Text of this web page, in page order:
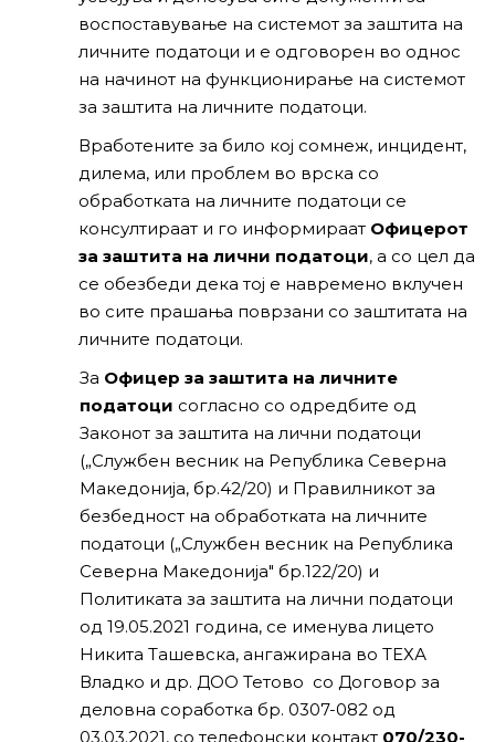
воспоставување на системот за заштита на
личните податоци и е одговорен во однос
на начинот на функционирање на системот
за заштита на личните податоци.
Вработените за било кој сомнеж, инцидент,
дилема, или проблем во врска со
обработката на личните податоци се
консултираат и го информираат Офицерот
за заштита на лични податоци, а со цел да
се обезбеди дека тој е навремено вклучен
во сите прашања поврзани со заштитата на
личните податоци.
За Офицер за заштита на личните
податоци согласно со одредбите од
Законот за заштита на лични податоци
(„Службен весник на Република Северна
Македонија, бр.42/20) и Правилникот за
безбедност на обработката на личните
податоци („Службен весник на Република
Северна Македонија" бр.122/20) и
Политиката за заштита на лични податоци
од 19.05.2021 година, се именува лицето
Никита Ташевска, ангажирана во ТЕХА
Владко и др. ДОО Тетово со Договор за
деловна соработка бр. 0307-082 од
03.03.2021, со телефонски контакт 070/230-